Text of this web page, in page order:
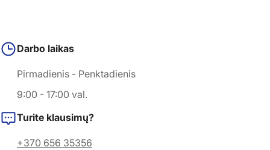
Darbo laikas
Pirmadienis - Penktadienis
9:00 - 17:00 val.
Turite klausimų?
+370 656 35356